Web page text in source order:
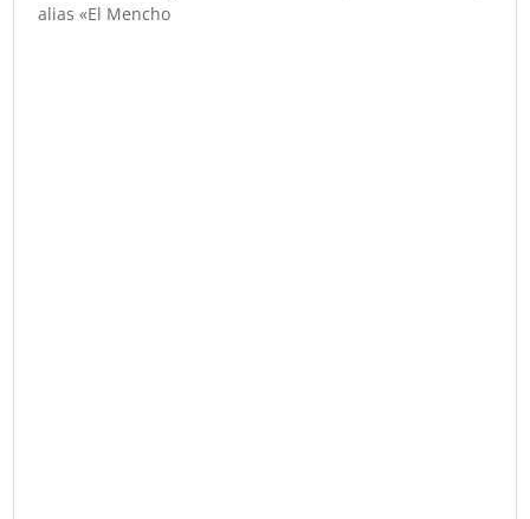
alias «El Mencho